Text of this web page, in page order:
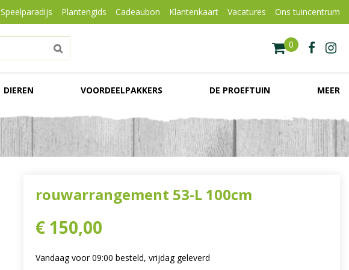
Speelparadijs Plantengids Cadeaubon Klantenkaart Vacatures Ons tuincentrum
DIEREN VOORDEELPAKKERS DE PROEFTUIN MEER
rouwarrangement 53-L 100cm
€ 150,00
Vandaag voor 09:00 besteld, vrijdag geleverd